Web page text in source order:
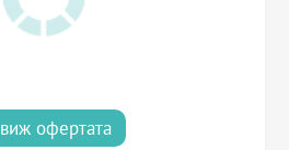
виж офертата